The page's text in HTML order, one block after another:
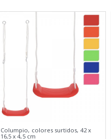
Columpio, colores surtidos, 42 x
16,5 x 4,5 cm